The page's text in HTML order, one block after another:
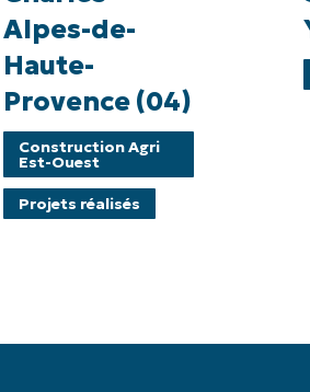
Construction Agri
Est-Ouest
Projets réalisés
Alpes-de-
Haute-
Provence (04)